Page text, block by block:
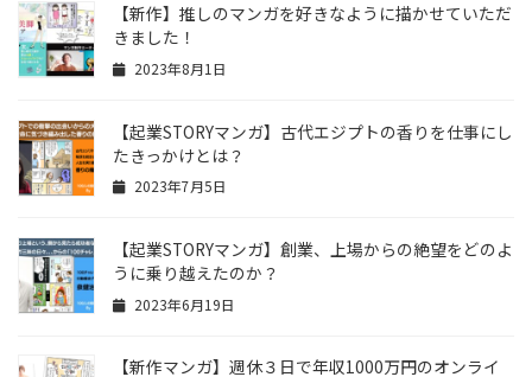
【新作】推しのマンガを好きなように描かせていただ
きました！
2023年8月1日
【起業STORYマンガ】古代エジプトの香りを仕事にし
たきっかけとは？
2023年7月5日
【起業STORYマンガ】創業、上場からの絶望をどのよ
うに乗り越えたのか？
2023年6月19日
【新作マンガ】週休３日で年収1000万円のオンライ